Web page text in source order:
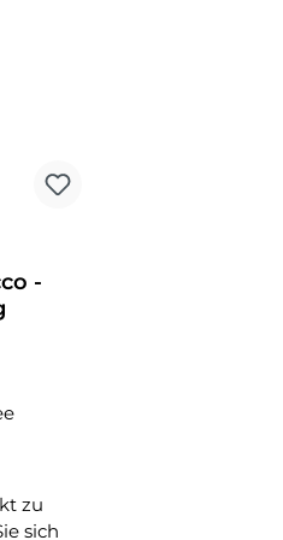
-
zu
sich